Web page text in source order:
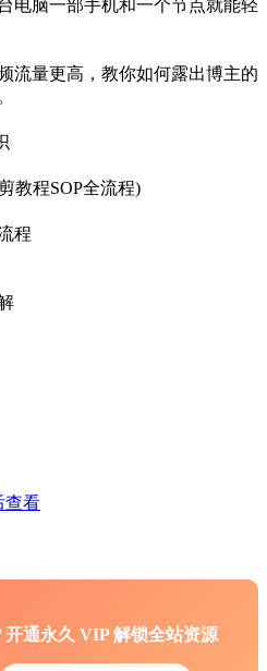
电脑一部手机和一个节点就能轻
流量更高，教你如何露出博主的
教程SOP全流程)
程
查看
开通永久 VIP 解锁全站资源